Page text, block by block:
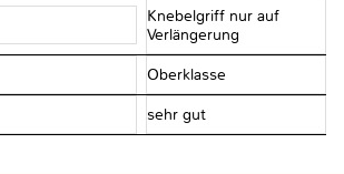
Knebelgriff nur auf
Verlängerung
Oberklasse
sehr gut